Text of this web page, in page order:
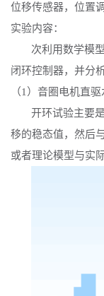
位移传感器，位置
实验内容：
次利用数学模
闭环控制器，并分
（1）音圈电机直
开环试验主要
移的稳态值，然后
或者理论模型与实